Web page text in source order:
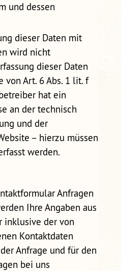
und dessen
dieser Daten mit
wird nicht
dieser Daten
von Art. 6 Abs. 1 lit. f
hat ein
an der technisch
und der
– hierzu müssen
werden.
Anfragen
Ihre Angaben aus
inklusive der von
Kontaktdaten
Anfrage und für den
bei uns